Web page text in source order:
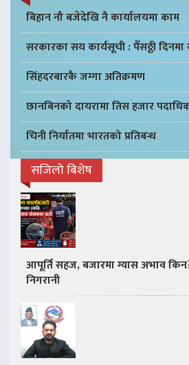
बिहान नौ बजेदेखि नै कार्यालयमा काम
सरकारका सय कार्यसूची : पैँसठ्ठी दिनमा
सिंहदरबारकै जग्गा अतिक्रमण
छानबिनको दायरामा तिस हजार
चिनी निर्यातमा भारतको प्रतिबन्ध
सजिलो बिशेष
आपूर्ति सहज, बजारमा ग्यास अभाव किन?
निगरानी